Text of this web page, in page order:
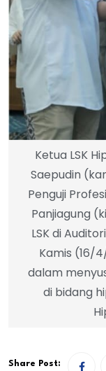
Ketua LSK
Saepudin
Penguji
Panjiagung
LSK di
Kamis (16/
dalam
di bidang
Share Post: